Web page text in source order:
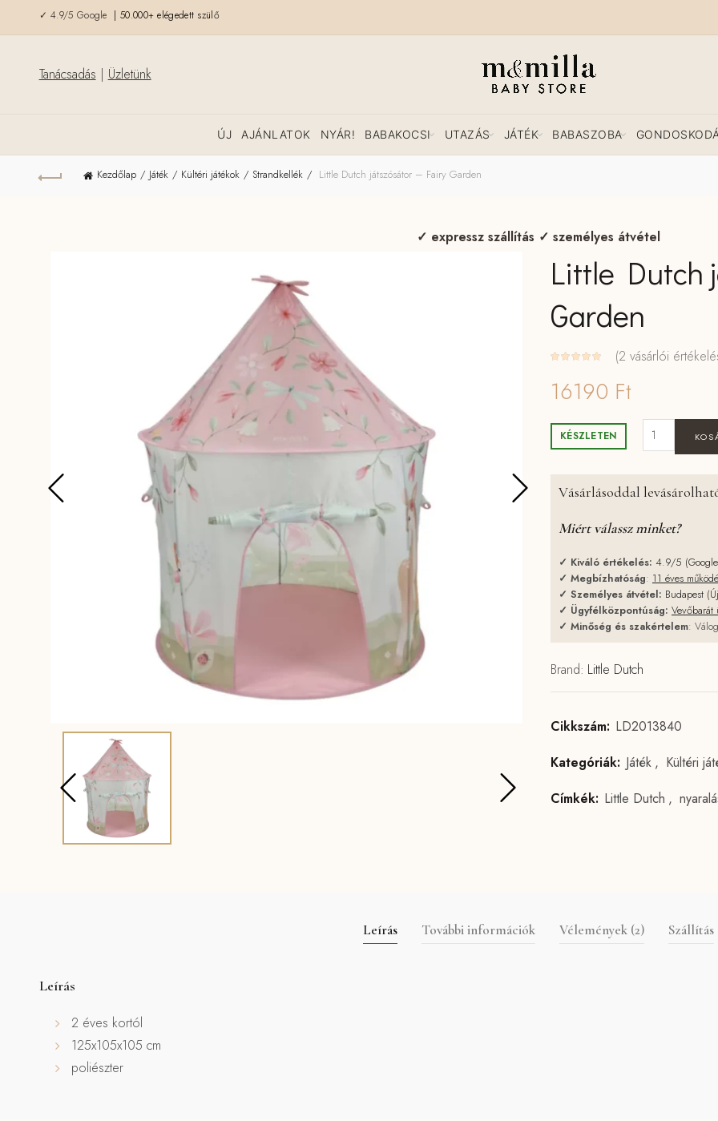
✓ 4.9/5 Google | 50.000+ elégedett szülő
Tanácsadás | Üzletünk
ÚJ AJÁNLATOK NYÁR! BABAKOCSI UTAZÁS JÁTÉK BABASZOBA
Kezdőlap Játék Kültéri játékok Strandkellék Little Dutch játszósátor – Fairy Garden
✓ expressz szállítás ✓ személyes átvétel
Little Dutch
Garden
(2 vásárlói
16190 Ft
KÉSZLETEN
Vásárlásoddal
Miért válassz minket?
✓ Kiváló értékelés: 4.9/5
✓ Megbízhatóság: 11 éves
✓ Személyes átvétel: Budapest
✓ Ügyfélközpontúság: Vevőbarát
✓ Minőség és szakértelem:
Brand: Little Dutch
Cikkszám: LD2013840
Kategóriák: Játék , Kültéri
Címkék: Little Dutch ,
Leírás További információk Vélemények (2) Szállítás
Leírás
2 éves kortól
125x105x105 cm
poliészter